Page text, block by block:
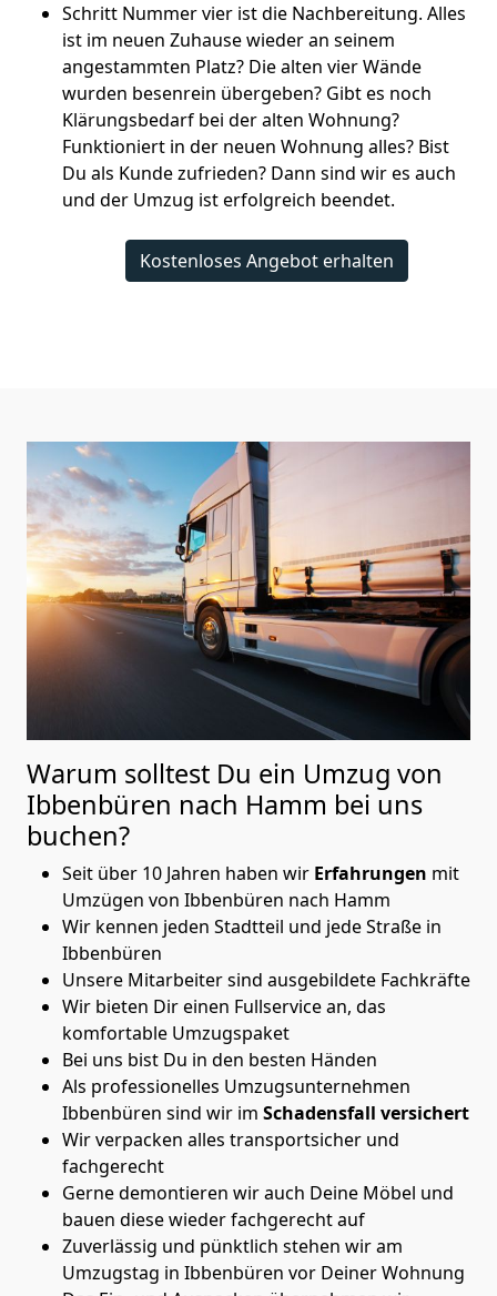
Schritt Nummer vier ist die Nachbereitung. Alles
ist im neuen Zuhause wieder an seinem
angestammten Platz? Die alten vier Wände
wurden besenrein übergeben? Gibt es noch
Klärungsbedarf bei der alten Wohnung?
Funktioniert in der neuen Wohnung alles? Bist
Du als Kunde zufrieden? Dann sind wir es auch
und der Umzug ist erfolgreich beendet.
Kostenloses Angebot erhalten
Warum solltest Du ein Umzug von
Ibbenbüren nach Hamm bei uns
buchen?
Seit über 10 Jahren haben wir Erfahrungen mit
Umzügen von Ibbenbüren nach Hamm
Wir kennen jeden Stadtteil und jede Straße in
Ibbenbüren
Unsere Mitarbeiter sind ausgebildete Fachkräfte
Wir bieten Dir einen Fullservice an, das
komfortable Umzugspaket
Bei uns bist Du in den besten Händen
Als professionelles Umzugsunternehmen
Ibbenbüren sind wir im Schadensfall versichert
Wir verpacken alles transportsicher und
fachgerecht
Gerne demontieren wir auch Deine Möbel und
bauen diese wieder fachgerecht auf
Zuverlässig und pünktlich stehen wir am
Umzugstag in Ibbenbüren vor Deiner Wohnung